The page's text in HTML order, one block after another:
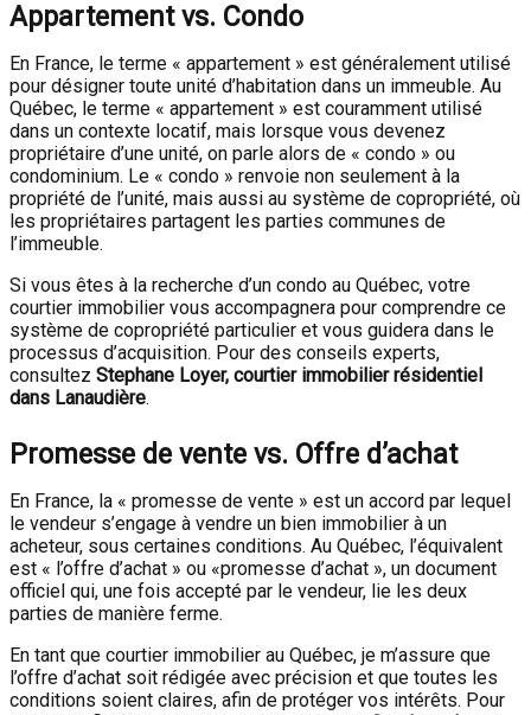
Appartement vs. Condo
En France, le terme « appartement » est généralement utilisé
pour désigner toute unité d’habitation dans un immeuble. Au
Québec, le terme « appartement » est couramment utilisé
dans un contexte locatif, mais lorsque vous devenez
propriétaire d’une unité, on parle alors de « condo » ou
condominium. Le « condo » renvoie non seulement à la
propriété de l’unité, mais aussi au système de copropriété, où
les propriétaires partagent les parties communes de
l’immeuble.
Si vous êtes à la recherche d’un condo au Québec, votre
courtier immobilier vous accompagnera pour comprendre ce
système de copropriété particulier et vous guidera dans le
processus d’acquisition. Pour des conseils experts,
consultez Stephane Loyer, courtier immobilier résidentiel
dans Lanaudière.
Promesse de vente vs. Offre d’achat
En France, la « promesse de vente » est un accord par lequel
le vendeur s’engage à vendre un bien immobilier à un
acheteur, sous certaines conditions. Au Québec, l’équivalent
est « l’offre d’achat » ou «promesse d’achat », un document
officiel qui, une fois accepté par le vendeur, lie les deux
parties de manière ferme.
En tant que courtier immobilier au Québec, je m’assure que
l’offre d’achat soit rédigée avec précision et que toutes les
conditions soient claires, afin de protéger vos intérêts. Pour